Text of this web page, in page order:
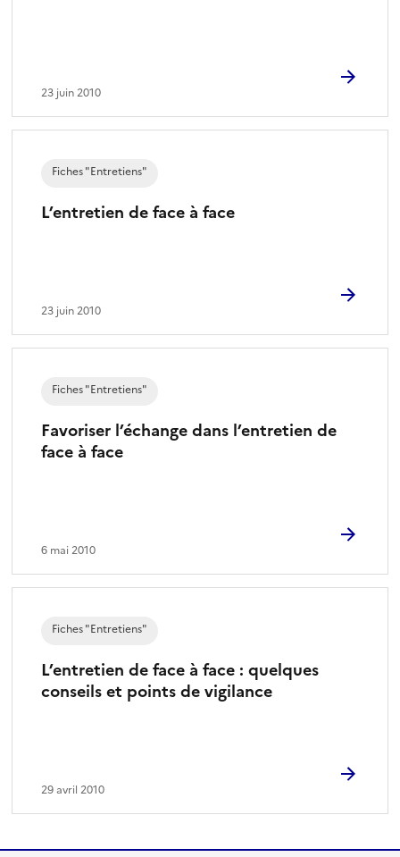
23 juin 2010
L’entretien de face à face
Fiches "Entretiens"
23 juin 2010
Favoriser l’échange dans l’entretien de
face à face
Fiches "Entretiens"
6 mai 2010
L’entretien de face à face : quelques
conseils et points de vigilance
Fiches "Entretiens"
29 avril 2010